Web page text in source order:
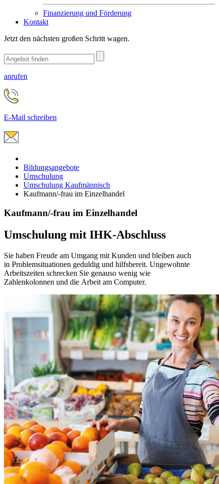
Finanzierung und Förderung
Kontakt
Jetzt den nächsten großen Schritt wagen.
anrufen
E-Mail schreiben
Bildungsangebote
Umschulung
Umschulung Kaufmännisch
Kaufmann/-frau im Einzelhandel
Kaufmann/-frau im Einzelhandel
Umschulung mit IHK-Abschluss
Sie haben Freude am Umgang mit Kunden und bleiben auch
in Problemsituationen geduldig und hilfsbereit. Ungewohnte
Arbeitszeiten schrecken Sie genauso wenig wie
Zahlenkolonnen und die Arbeit am Computer.